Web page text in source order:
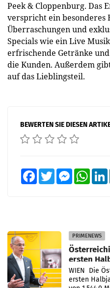
Peek & Cloppenburg. Das
verspricht ein
Überraschungen und
Specials wie ein Live
erfrischende Getränke
die Kunden. Außerdem
auf das Lieblingsteil.
BEWERTEN SIE DIESEN
FacebookTwitter Messenger
PRIMENEWS
ersten
WIEN Die
ersten